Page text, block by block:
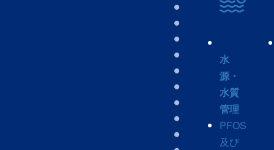
水
源・
水質
管理
PFOS
及び